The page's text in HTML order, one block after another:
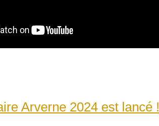
Arverne 2024 est lancé !